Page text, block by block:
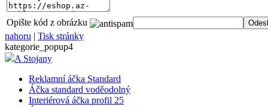
Opište kód z obrázku
nahoru | Tisk stránky
kategorie_popup4
A Stojany
Reklamní áčka Standard
Áčka standard voděodolný
Interiérová áčka profil 25